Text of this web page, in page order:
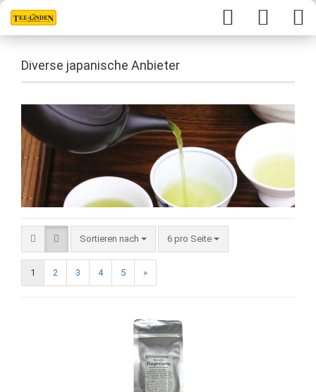
Diverse japanische Anbieter
Sortieren nach 6 pro Seite
1 2 3 4 5 »